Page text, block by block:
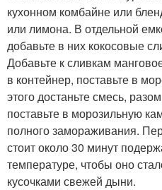
кухонном комбайне или
или лимона. В отдельной
добавьте в них кокосовые
Добавьте к сливкам
в контейнер, поставьте в
этого достаньте смесь,
поставьте в морозильную
полного замораживания.
стоит около 30 минут
температуре, чтобы оно
кусочками свежей дыни.